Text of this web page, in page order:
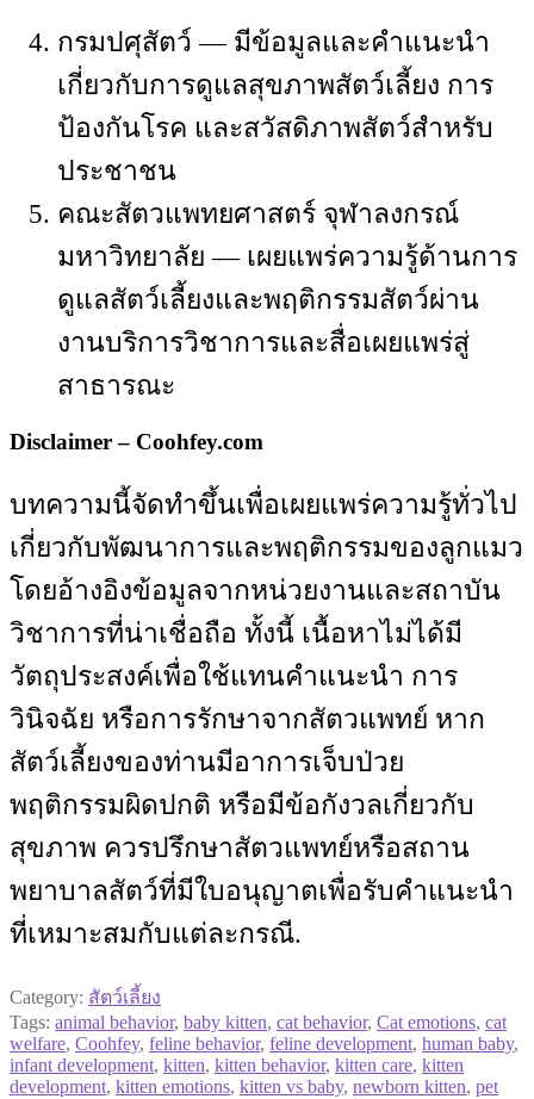
กรมปศุสัตว์ — มีข้อมูลและคำแนะนำ
เกี่ยวกับการดูแลสุขภาพสัตว์เลี้ยง การ
ป้องกันโรค และสวัสดิภาพสัตว์สำหรับ
ประชาชน
คณะสัตวแพทยศาสตร์ จุฬาลงกรณ์
มหาวิทยาลัย — เผยแพร่ความรู้ด้านการ
ดูแลสัตว์เลี้ยงและพฤติกรรมสัตว์ผ่าน
งานบริการวิชาการและสื่อเผยแพร่สู่
สาธารณะ
Disclaimer – Coohfey.com
บทความนี้จัดทำขึ้นเพื่อเผยแพร่ความรู้ทั่วไป
เกี่ยวกับพัฒนาการและพฤติกรรมของลูกแมว
โดยอ้างอิงข้อมูลจากหน่วยงานและสถาบัน
วิชาการที่น่าเชื่อถือ ทั้งนี้ เนื้อหาไม่ได้มี
วัตถุประสงค์เพื่อใช้แทนคำแนะนำ การ
วินิจฉัย หรือการรักษาจากสัตวแพทย์ หาก
สัตว์เลี้ยงของท่านมีอาการเจ็บป่วย
พฤติกรรมผิดปกติ หรือมีข้อกังวลเกี่ยวกับ
สุขภาพ ควรปรึกษาสัตวแพทย์หรือสถาน
พยาบาลสัตว์ที่มีใบอนุญาตเพื่อรับคำแนะนำ
ที่เหมาะสมกับแต่ละกรณี.
Category: สัตว์เลี้ยง
Tags: animal behavior, baby kitten, cat behavior, Cat emotions, cat
welfare, Coohfey, feline behavior, feline development, human baby,
infant development, kitten, kitten behavior, kitten care, kitten
development, kitten emotions, kitten vs baby, newborn kitten, pet